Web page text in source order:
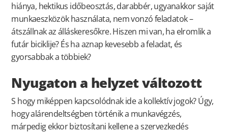
hiánya, hektikus időbeosztás, darabbér, ugyanakkor saját
munkaeszközök használata, nem vonzó feladatok –
átszállnak az álláskeresőkre. Hiszen mi van, ha elromlik a
futár biciklije? És ha aznap kevesebb a feladat, és
gyorsabbak a többiek?
Nyugaton a helyzet változott
S hogy miképpen kapcsolódnak ide a kollektív jogok? Úgy,
hogy alárendeltségben történik a munkavégzés,
márpedig ekkor biztosítani kellene a szervezkedés